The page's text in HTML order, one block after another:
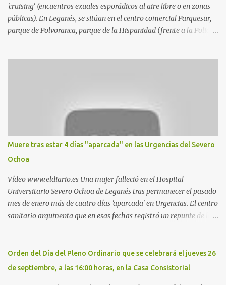
'cruising' (encuentros exuales esporádicos al aire libre o en zonas
públicas). En Leganés, se sitúan en el centro comercial Parquesur,
parque de Polvoranca, parque de la Hispanidad (frente a la Policía
estadio municipal de Butarque) y caminos entre el estadio y Plaza
Nueva. Otro lugar: Escombrera de Polvoranca, entre Leganés y
Móstoles También en el parque de la Hispanidad, situado frente a
la Policía Local de Leganés de la calle Chile, 1, y junto al
cementerio de Butarque". Más información
Muere tras estar 4 días "aparcada" en las Urgencias del Severo
Ochoa
Vídeo www.eldiario.es Una mujer falleció en el Hospital
Universitario Severo Ochoa de Leganés tras permanecer el pasado
mes de enero más de cuatro días 'aparcada' en Urgencias. El centro
sanitario argumenta que en esas fechas registró un repunte de las
arritmia y agravamiento de su dolencia por culpa de un resfriado.
Por ello, la ingresaron a finales del año pasado en el Hospital
Orden del Día del Pleno Ordinario que se celebrará el jueves 26
de septiembre, a las 16:00 horas, en la Casa Consistorial